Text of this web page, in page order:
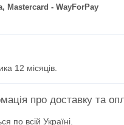
Mastercard - WayForPay
12 місяців.
по всій Україні.